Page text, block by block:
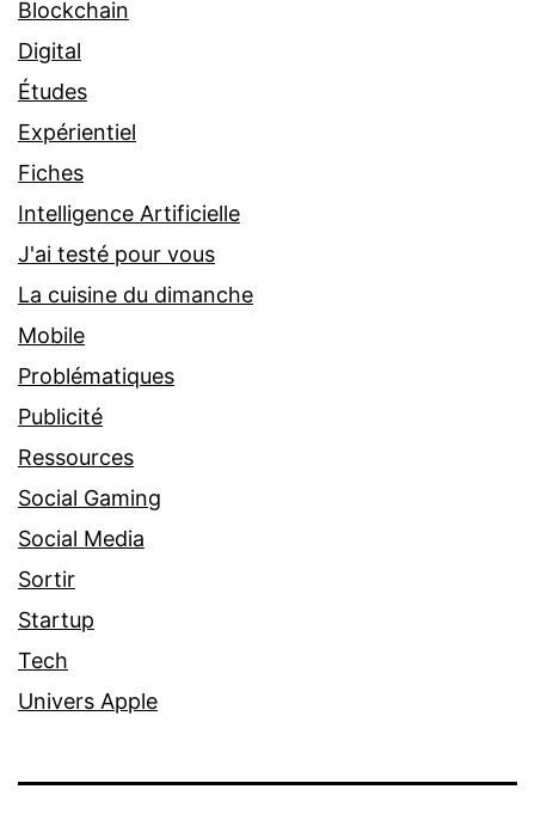
Blockchain
Digital
Études
Expérientiel
Fiches
Intelligence Artificielle
J'ai testé pour vous
La cuisine du dimanche
Mobile
Problématiques
Publicité
Ressources
Social Gaming
Social Media
Sortir
Startup
Tech
Univers Apple